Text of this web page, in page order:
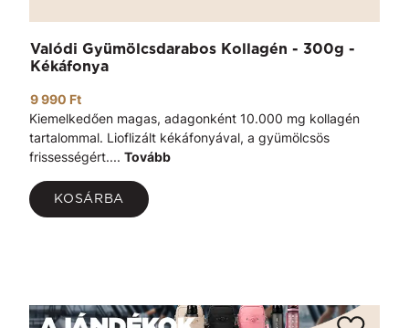
Valódi Gyümölcsdarabos Kollagén - 300g -
Kékáfonya
9 990 Ft
Kiemelkedően magas, adagonként 10.000 mg kollagén
tartalommal. Lioflizált kékáfonyával, a gyümölcsös
frissességért.... Tovább
KOSÁRBA